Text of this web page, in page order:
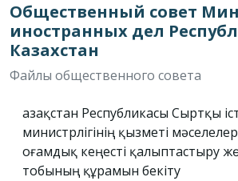
Общественный совет
иностранных дел
Казахстан
Файлы общественного совета
Қазақстан Республикасы Сыртқы
министрлігінің қызметі
Қоғамдық кеңесті қалыптастыру
тобының құрамын бекіту